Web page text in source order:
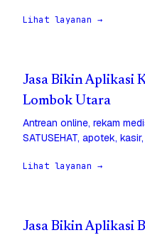
Lihat layanan →
Jasa Bikin Aplikasi
Lombok Utara
Antrean online, rekam
SATUSEHAT, apotek,
Lihat layanan →
Jasa Bikin Aplikasi